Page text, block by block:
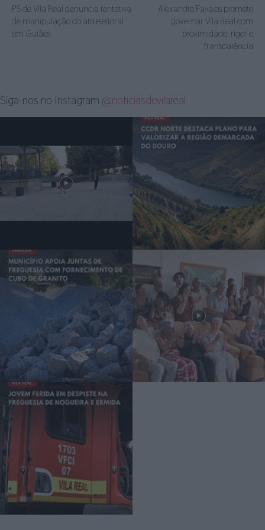
PS de Vila Real denuncia tentativa
de manipulação do ato eleitoral
em Guiães
Alexandre Favaios promete
governar Vila Real com
proximidade, rigor e
transparência
Siga-nos no Instagram @noticiasdevilareal